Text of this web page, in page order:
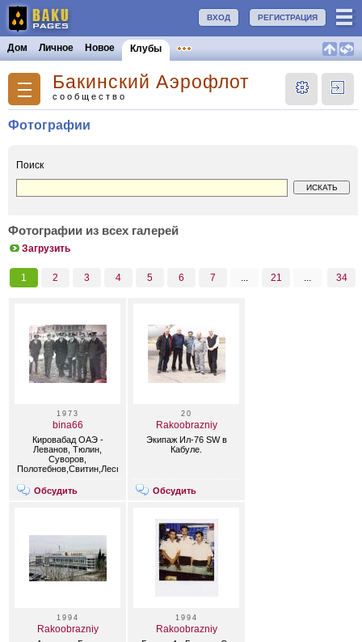
РЕГИСТРАЦИЯ
ВХОД
Дом Личное Новое Клубы
Бакинский Аэрофлот
сообщество
Фотографии
Поиск
Фотографии из всех галерей
Загрузить
1 2 3 4 5 6 7 ... 21 ... 34
1973
bina66
Кировабад ОАЭ -
Леванов, Тюлин,
Суворов,
Полотебнов,Свитин,Лесняк.
Обсудить
20
Rakoobrazniy
Экипаж Ил-76 SW в
Кабуле.
Обсудить
1994
Rakoobrazniy
1994
Rakoobrazniy